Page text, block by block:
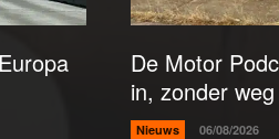
De Motor
in, zonder
Nieuws 06/08/2026